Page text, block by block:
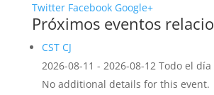
Twitter Facebook Google+
Próximos eventos
CST CJ
2026-08-11 - 2026-08-12 Todo el día
No additional details for this event.